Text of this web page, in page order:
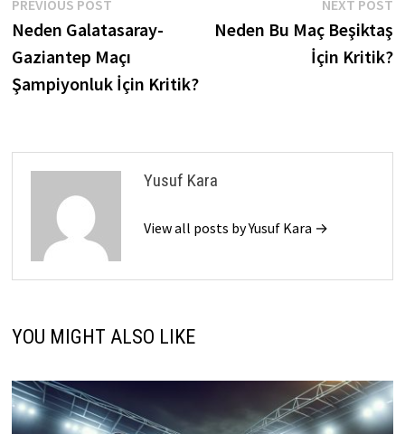
Post
navigation
PREVIOUS POST
post:
Neden Galatasaray-
Gaziantep Maçı
Şampiyonluk İçin Kritik?
NEXT POST
Neden Bu Maç Beşiktaş
İçin Kritik?
Yusuf Kara
View all posts by Yusuf Kara →
YOU MIGHT ALSO LIKE